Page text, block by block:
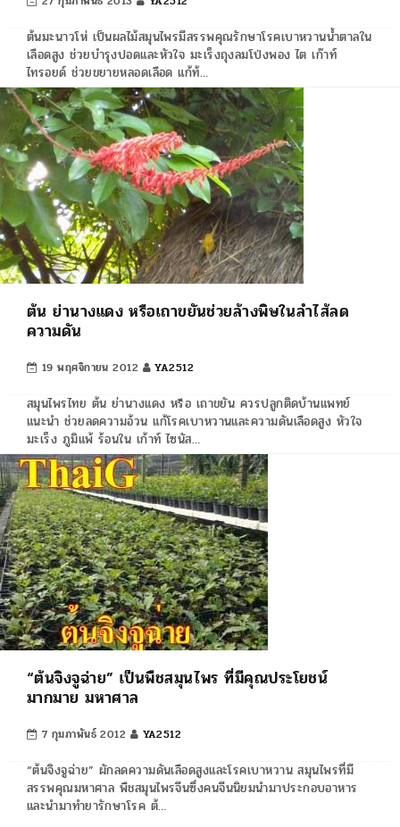
ต้นมะนาวโห่ เป็นผลไม้สมุนไพรมีสรรพคุณรักษาโรคเบาหวานน้ำตาลใน
เลือดสูง ช่วยบำรุงปอดและหัวใจ มะเร็งถุงลมโป่งพอง ไต เก๊าท์
ไทรอยด์ ช่วยขยายหลอดเลือด แก้ท้…
ต้น ย่านางแดง หรือเถาขยันช่วยล้างพิษในลำไส้ลด
ความดัน
19 พฤศจิกายน 2012 YA2512
สมุนไพรไทย ต้น ย่านางแดง หรือ เถาขยัน ควรปลูกติดบ้านแพทย์
แนะนำ ช่วยลดความอ้วน แก้โรคเบาหวานและความดันเลือดสูง หัวใจ
มะเร็ง ภูมิแพ้ ร้อนใน เก้าท์ ไซนัส…
“ต้นจิงจูฉ่าย” เป็นพืชสมุนไพร ที่มีคุณประโยชน์
มากมาย มหาศาล
7 กุมภาพันธ์ 2012 YA2512
“ต้นจิงจูฉ่าย” ผักลดความดันเลือดสูงและโรคเบาหวาน สมุนไพรที่มี
สรรพคุณมหาศาล พืชสมุนไพรจีนซึ่งคนจีนนิยมนำมาประกอบอาหาร
และนำมาทำยารักษาโรค ต้…